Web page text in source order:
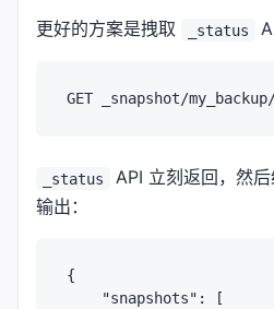
更好的方案是拽取 _status
_status
API 立刻返回，然
输出：
{
    "snapshots": [